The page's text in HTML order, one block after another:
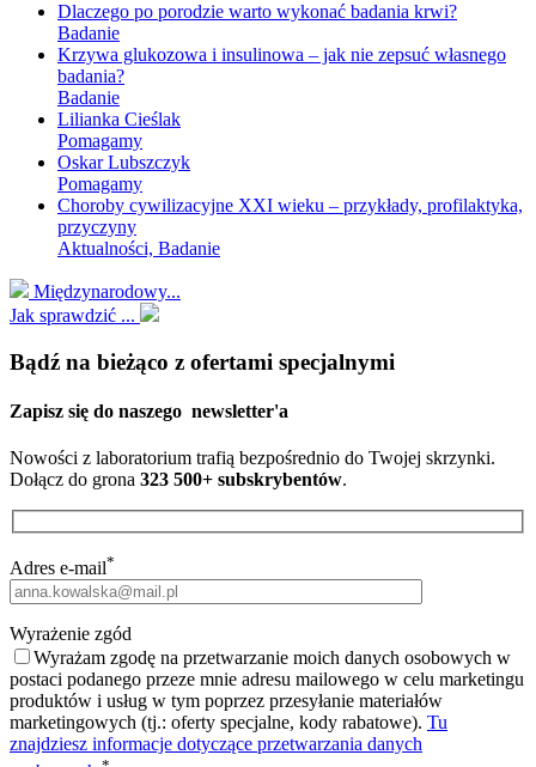
Dlaczego po porodzie warto wykonać badania krwi?
Badanie
Krzywa glukozowa i insulinowa – jak nie zepsuć własnego
badania?
Badanie
Lilianka Cieślak
Pomagamy
Oskar Lubszczyk
Pomagamy
Choroby cywilizacyjne XXI wieku – przykłady, profilaktyka,
przyczyny
Aktualności, Badanie
Międzynarodowy...
Jak sprawdzić ...
Bądź na bieżąco z ofertami specjalnymi
Zapisz się do naszego newsletter'a
Nowości z laboratorium trafią bezpośrednio do Twojej skrzynki.
Dołącz do grona 323 500+ subskrybentów.
Adres e-mail*
Wyrażenie zgód
Wyrażam zgodę na przetwarzanie moich danych osobowych w
postaci podanego przeze mnie adresu mailowego w celu marketingu
produktów i usług w tym poprzez przesyłanie materiałów
marketingowych (tj.: oferty specjalne, kody rabatowe). Tu
znajdziesz informacje dotyczące przetwarzania danych